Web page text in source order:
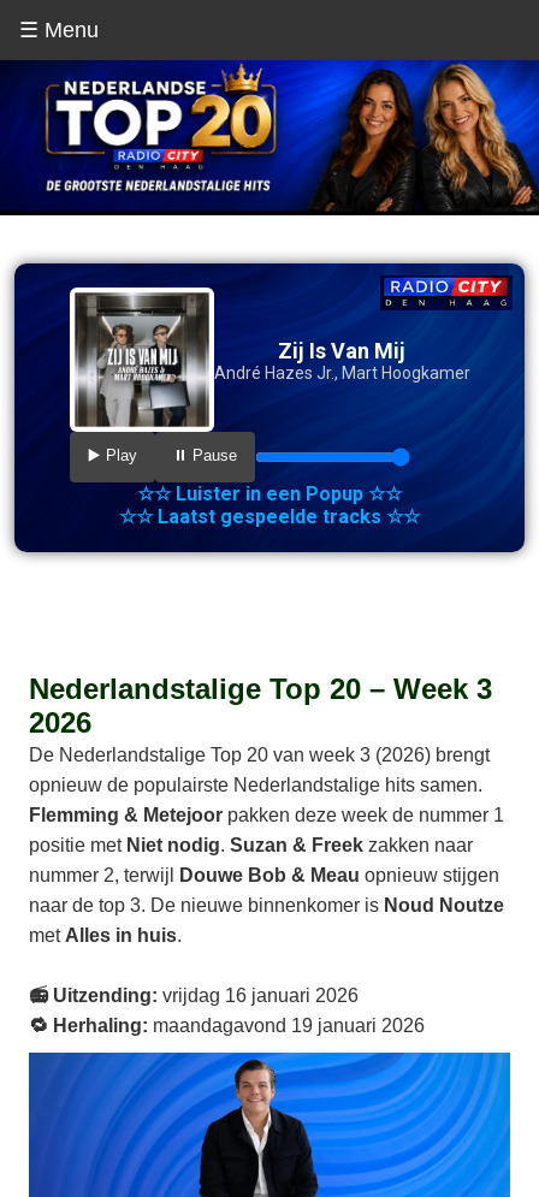
☰ Menu
Zij Is Van Mij
André Hazes Jr., Mart Hoogkamer
▶️ Play ⏸️ Pause
☆☆ Luister in een Popup ☆☆
☆☆ Laatst gespeelde tracks ☆☆
Nederlandstalige Top 20 – Week 3
2026
De Nederlandstalige Top 20 van week 3 (2026) brengt
opnieuw de populairste Nederlandstalige hits samen.
Flemming & Metejoor pakken deze week de nummer 1
positie met Niet nodig. Suzan & Freek zakken naar
nummer 2, terwijl
Douwe Bob & Meau opnieuw stijgen
naar de top 3. De nieuwe binnenkomer is Noud Noutze
metAlles in huis.
📻 Uitzending: vrijdag 16 januari 2026
🔁 Herhaling: maandagavond 19 januari 2026